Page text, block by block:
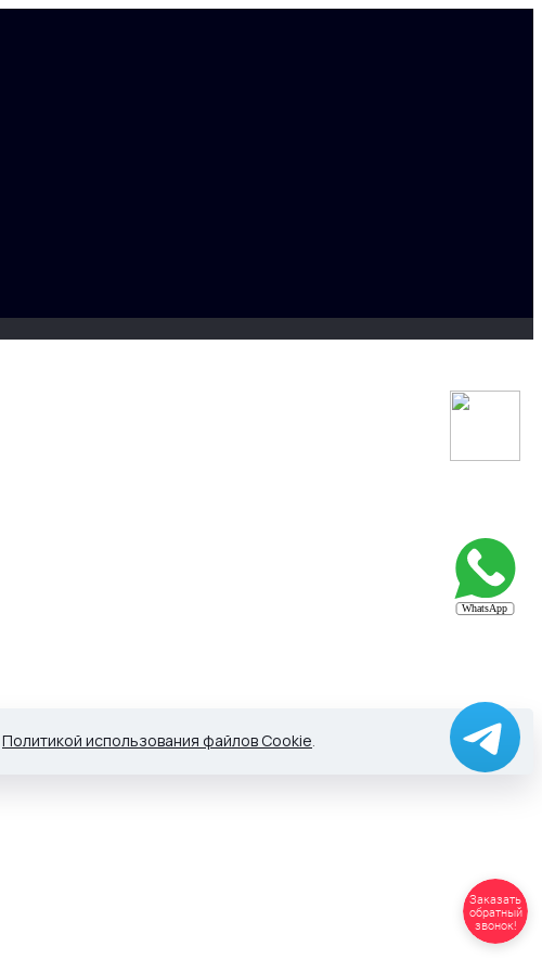
Политикой использования файлов Cookie.
Заказать
обратный
звонок!